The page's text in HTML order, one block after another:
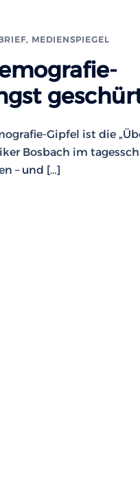
, MEDIENSPIEGEL
Gipfel ist die
Bosbach im
– und […]